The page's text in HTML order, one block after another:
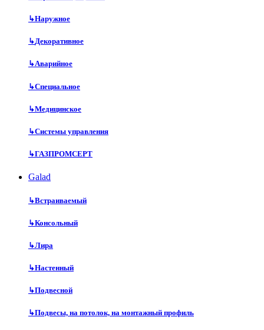
↳Наружное
↳Декоративное
↳Аварийное
↳Специальное
↳Медицинское
↳Системы управления
↳ГАЗПРОМСЕРТ
Galad
↳Встраиваемый
↳Консольный
↳Лира
↳Настенный
↳Подвесной
↳Подвесы, на потолок, на монтажный профиль